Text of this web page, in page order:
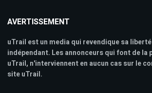
AVERTISSEMENT
uTrail est un media qui revendique sa
indépendant. Les annonceurs qui font de la
uTrail, n'interviennent en aucun cas sur le
site uTrail.